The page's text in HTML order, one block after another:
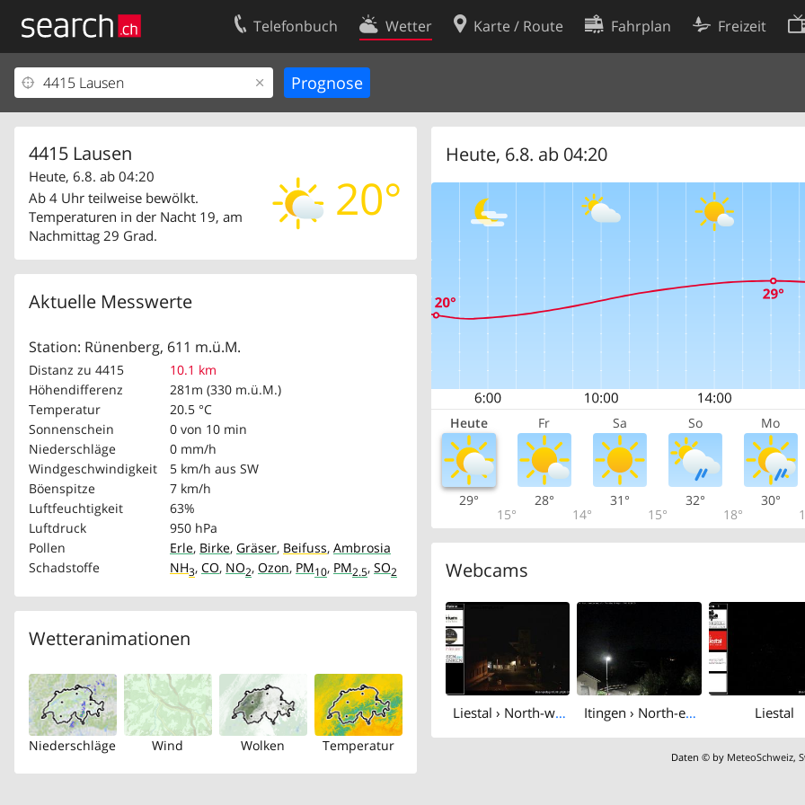
Telefonbuch Wetter Karte / Route Fahrplan Freizeit
4415 Lausen
20°
Heute, 6.8. ab 04:20
Ab 4 Uhr teilweise bewölkt.
Temperaturen in der Nacht 19, am
Nachmittag 29 Grad.
Aktuelle Messwerte
Station: Rünenberg, 611 m.ü.M.
Distanz zu 4415
10.1 km
Höhendifferenz
281m (330 m.ü.M.)
Temperatur
20.5 °C
Sonnenschein
0 von 10 min
Niederschläge
0 mm/h
Windgeschwindigkeit
5 km/h aus SW
Böenspitze
7 km/h
Luftfeuchtigkeit
63%
Luftdruck
950 hPa
Pollen
Erle, Birke, Gräser, Beifuss, Ambrosia
Schadstoffe
NH3, CO, NO2, Ozon, PM10, PM2.5, SO2
Wetteranimationen
Niederschläge Wind Wolken Temperatur
Heute, 6.8. ab 04:20
Heute Fr Sa So Mo
29°
15°
28°
14°
31°
15°
32°
18°
30°
Webcams
Liestal › North-west Itingen › North-east: Sissach - Sissacher Fluh Liestal
Daten © by MeteoSchweiz,
Ihr Eintrag
Kundencenter Geschäftskunden
Kontakt
Nutzungsbedingungen
Cookie-Einstellungen